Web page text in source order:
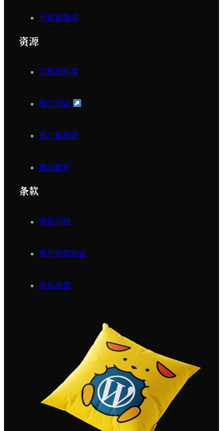
开放镜像源
资源
文档资料库
接口测试
去广告规则
建站套件
条款
常见问题
用户条款协议
隐私政策